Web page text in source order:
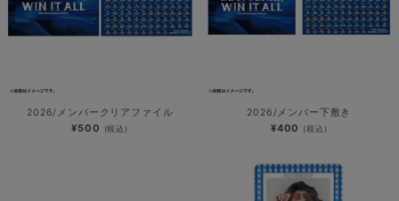
2026/メンバークリアファイル
¥500 (税込)
2026/メンバー下敷き
¥400 (税込)